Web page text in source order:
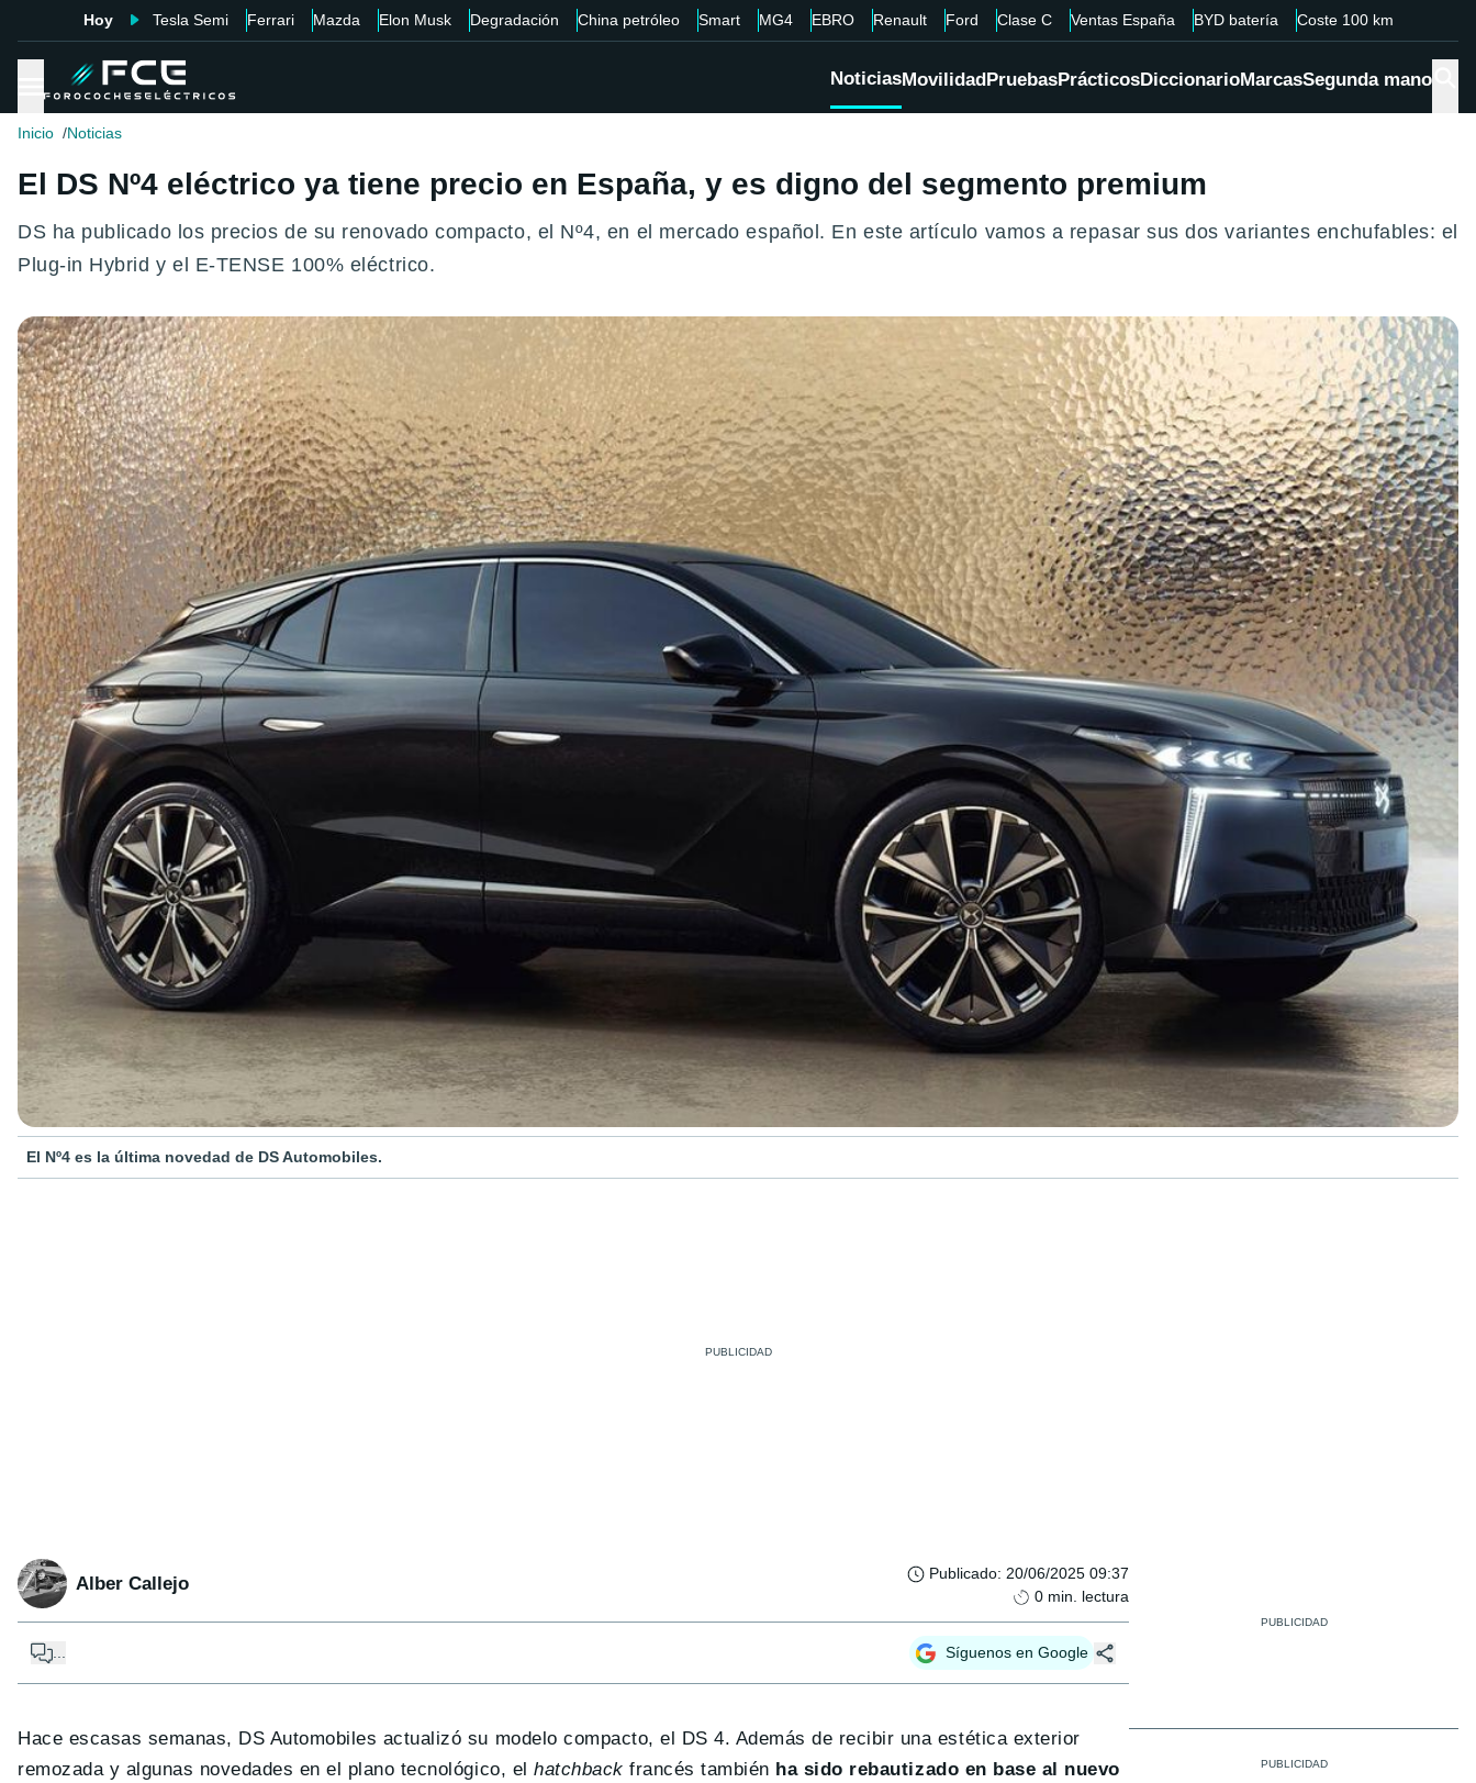
Hoy Tesla Semi Ferrari Mazda Elon Musk Degradación China petróleo Smart MG4 EBRO Renault Ford Clase C Ventas España BYD batería Coste 100 km
NoticiasMovilidadPruebasPrácticosDiccionarioMarcasSegunda mano
Inicio Noticias
El DS Nº4 eléctrico ya tiene precio en España, y es digno del segmento premium
DS ha publicado los precios de su renovado compacto, el Nº4, en el mercado español. En este artículo vamos a repasar sus dos variantes enchufables: el
Plug-in Hybrid y el E-TENSE 100% eléctrico.
El Nº4 es la última novedad de DS Automobiles.
Alber Callejo Publicado: 20/06/2025 09:37
0 min. lectura
... Síguenos en Google
Hace escasas semanas, DS Automobiles actualizó su modelo compacto, el DS 4. Además de recibir una estética exterior
remozada y algunas novedades en el plano tecnológico, elhatchbackfrancés también ha sido rebautizado en base al nuevo